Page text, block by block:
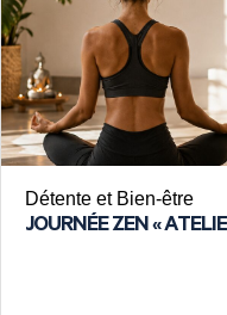
Détente et Bien-être
JOURNÉE ZEN «